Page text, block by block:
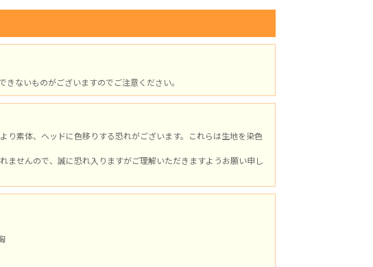
ないものがございますのでご注意ください。
素体、ヘッドに色移りする恐れがございます。これらは生地を染色
ませんので、誠に恐れ入りますがご理解いただきますようお願い申し